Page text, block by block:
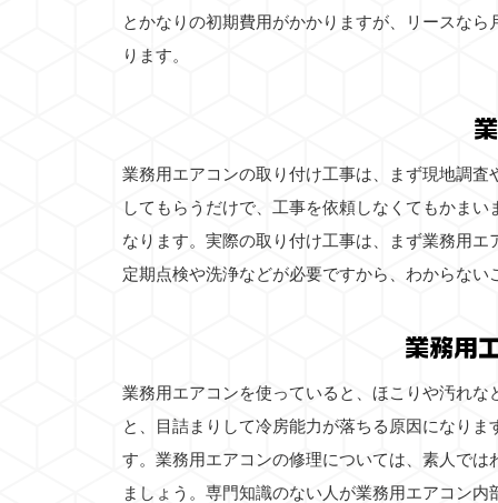
とかなりの初期費用がかかりますが、リースな
ります。
業務用エアコンの取り付け工事は、まず現地調
してもらうだけで、工事を依頼しなくてもかま
なります。実際の取り付け工事は、まず業務用
定期点検や洗浄などが必要ですから、わからな
業務用
業務用エアコンを使っていると、ほこりや汚れ
と、目詰まりして冷房能力が落ちる原因になり
す。業務用エアコンの修理については、素人で
ましょう。専門知識のない人が業務用エアコン